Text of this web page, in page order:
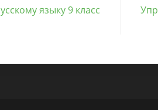
языку 9 класс